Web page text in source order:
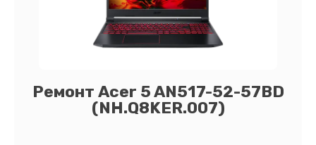
Ремонт Acer 5 AN517-52-57BD
(NH.Q8KER.007)